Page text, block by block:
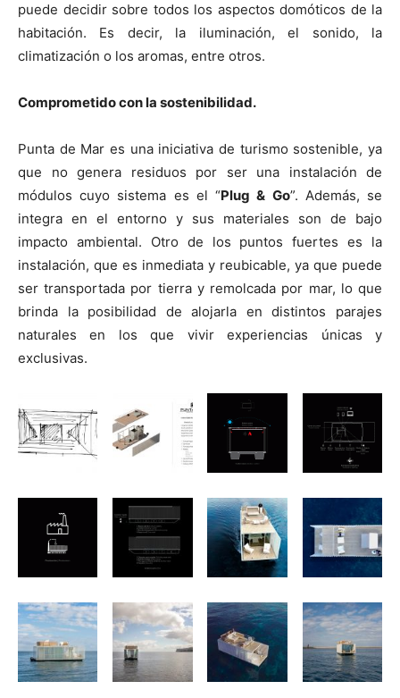
puede decidir sobre todos los aspectos domóticos de la
habitación. Es decir, la iluminación, el sonido, la
climatización o los aromas, entre otros.
Comprometido con la sostenibilidad.
Punta de Mar es una iniciativa de turismo sostenible, ya
que no genera residuos por ser una instalación de
módulos cuyo sistema es el “Plug & Go”. Además, se
integra en el entorno y sus materiales son de bajo
impacto ambiental. Otro de los puntos fuertes es la
instalación, que es inmediata y reubicable, ya que puede
ser transportada por tierra y remolcada por mar, lo que
brinda la posibilidad de alojarla en distintos parajes
naturales en los que vivir experiencias únicas y
exclusivas.